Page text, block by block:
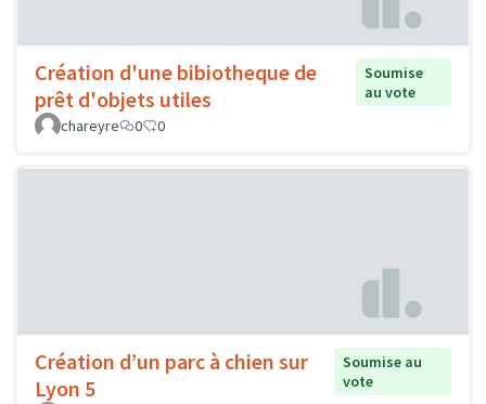
Création d'une bibiotheque de
prêt d'objets utiles
Soumise
au vote
chareyre
0 0
Création d’un parc à chien sur
Lyon 5
Soumise au
vote